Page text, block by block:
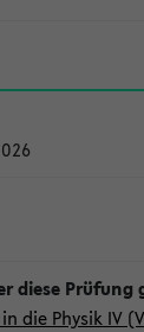
die Physik IV